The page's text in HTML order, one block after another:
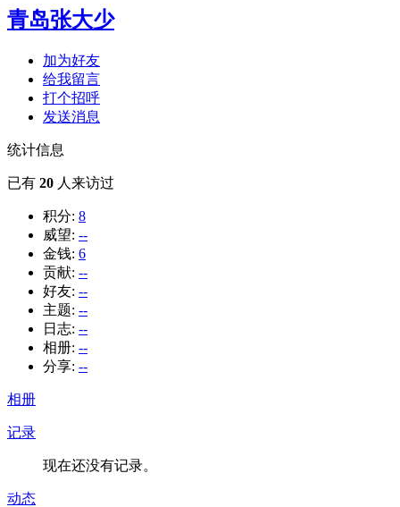
青岛张大少
加为好友
给我留言
打个招呼
发送消息
统计信息
已有 20 人来访过
积分: 8
威望: --
金钱: 6
贡献: --
好友: --
主题: --
日志: --
相册: --
分享: --
相册
记录
现在还没有记录。
动态